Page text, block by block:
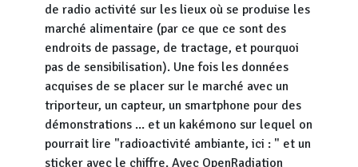
de radio activité sur les lieux où se produise les
marché alimentaire (par ce que ce sont des
endroits de passage, de tractage, et pourquoi
pas de sensibilisation). Une fois les données
acquises de se placer sur le marché avec un
triporteur, un capteur, un smartphone pour des
démonstrations ... et un kakémono sur lequel on
pourrait lire "radioactivité ambiante, ici : " et un
sticker avec le chiffre. Avec OpenRadiation